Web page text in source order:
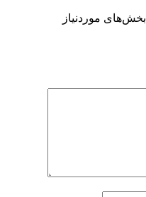
بخش‌های موردنیاز